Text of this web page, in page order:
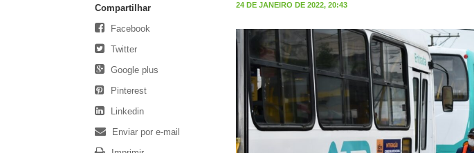
24 DE JANEIRO DE 2022, 20:43
Compartilhar
Facebook
Twitter
Google plus
Pinterest
Linkedin
Enviar por e-mail